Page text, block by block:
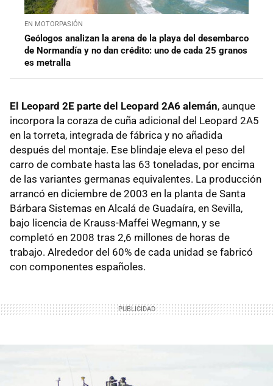
EN MOTORPASIÓN
Geólogos analizan la arena de la playa del desembarco
de Normandía y no dan crédito: uno de cada 25 granos
es metralla
El Leopard 2E parte del Leopard 2A6 alemán, aunque
incorpora la coraza de cuña adicional del Leopard 2A5
en la torreta, integrada de fábrica y no añadida
después del montaje. Ese blindaje eleva el peso del
carro de combate hasta las 63 toneladas, por encima
de las variantes germanas equivalentes. La producción
arrancó en diciembre de 2003 en la planta de Santa
Bárbara Sistemas en Alcalá de Guadaíra, en Sevilla,
bajo licencia de Krauss-Maffei Wegmann, y se
completó en 2008 tras 2,6 millones de horas de
trabajo. Alrededor del 60% de cada unidad se fabricó
con componentes españoles.